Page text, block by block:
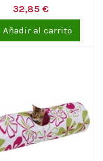
32,85 €
Añadir al carrito